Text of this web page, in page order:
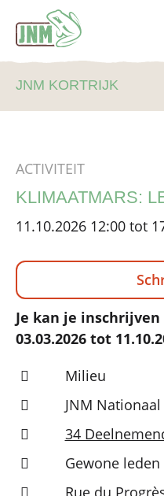
JNM KORTRIJK
ACTIVITEIT
KLIMAATMARS:
11.10.2026 12:00 tot
Je kan je
03.03.2026 tot
Milieu
JNM Nationaal
34
Gewone leden
Rue du